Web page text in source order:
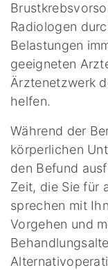
Radiologen
Belastungen
geeigneten
Ärztenetzwerk
helfen.
Während der
körperlichen
den Befund
Zeit, die Sie für
sprechen mit
Vorgehen und